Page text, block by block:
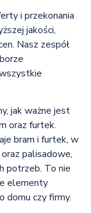
i przekonania
jakości,
Nasz zespół
jak ważne jest
oraz furtek.
bram i furtek, w
palisadowe,
potrzeb. To nie
elementy
domu czy firmy.